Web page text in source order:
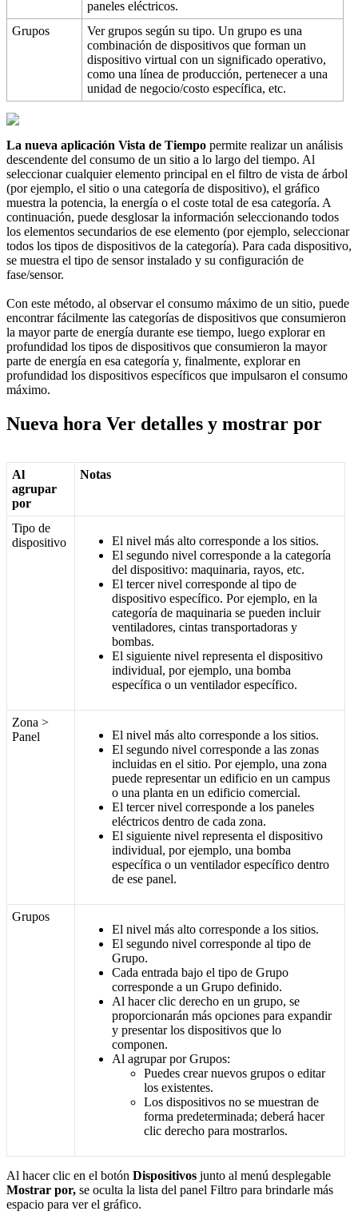
paneles eléctricos.
Grupos
Ver grupos según su tipo. Un grupo es una
combinación de dispositivos que forman un
dispositivo virtual con un significado operativo,
como una línea de producción, pertenecer a una
unidad de negocio/costo específica, etc.
La nueva aplicación Vista de Tiempo permite realizar un análisis
descendente del consumo de un sitio a lo largo del tiempo. Al
seleccionar cualquier elemento principal en el filtro de vista de árbol
(por ejemplo, el sitio o una categoría de dispositivo), el gráfico
muestra la potencia, la energía o el coste total de esa categoría. A
continuación, puede desglosar la información seleccionando todos
los elementos secundarios de ese elemento (por ejemplo, seleccionar
todos los tipos de dispositivos de la categoría). Para cada dispositivo,
se muestra el tipo de sensor instalado y su configuración de
fase/sensor.
Con este método, al observar el consumo máximo de un sitio, puede
encontrar fácilmente las categorías de dispositivos que consumieron
la mayor parte de energía durante ese tiempo, luego explorar en
profundidad los tipos de dispositivos que consumieron la mayor
parte de energía en esa categoría y, finalmente, explorar en
profundidad los dispositivos específicos que impulsaron el consumo
máximo.
Nueva hora Ver detalles y mostrar por
Al
agrupar
por
Notas
Tipo de
dispositivo
El nivel más alto corresponde a los sitios.
El segundo nivel corresponde a la categoría
del dispositivo: maquinaria, rayos, etc.
El tercer nivel corresponde al tipo de
dispositivo específico. Por ejemplo, en la
categoría de maquinaria se pueden incluir
ventiladores, cintas transportadoras y
bombas.
El siguiente nivel representa el dispositivo
individual, por ejemplo, una bomba
específica o un ventilador específico.
Zona >
Panel
El nivel más alto corresponde a los sitios.
El segundo nivel corresponde a las zonas
incluidas en el sitio. Por ejemplo, una zona
puede representar un edificio en un campus
o una planta en un edificio comercial.
El tercer nivel corresponde a los paneles
eléctricos dentro de cada zona.
El siguiente nivel representa el dispositivo
individual, por ejemplo, una bomba
específica o un ventilador específico dentro
de ese panel.
Grupos
El nivel más alto corresponde a los sitios.
El segundo nivel corresponde al tipo de
Grupo.
Cada entrada bajo el tipo de Grupo
corresponde a un Grupo definido.
Al hacer clic derecho en un grupo, se
proporcionarán más opciones para expandir
y presentar los dispositivos que lo
componen.
Al agrupar por Grupos:
Puedes crear nuevos grupos o editar
los existentes.
Los dispositivos no se muestran de
forma predeterminada; deberá hacer
clic derecho para mostrarlos.
Al hacer clic en el botón Dispositivos junto al menú desplegable
Mostrar por, se oculta la lista del panel Filtro para brindarle más
espacio para ver el gráfico.